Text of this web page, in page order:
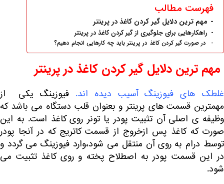
فهرست مطالب
مهم ترین دلایل گیر کردن کاغذ در پرینتر
راهکارهایی برای جلوگیری از گیر کردن کاغذ در پرینتر
در صورت گیر کردن کاغذ در پرینتر باید چه کارهایی انجام دهیم؟
مهم ترین دلایل گیر کردن کاغذ در پرینتر
غلطک های فیوزینگ آسیب دیده اند. فیوزینگ یکی از
مهمترین قسمت های پرینتر و بعنوان قلب دستگاه می باشد که
وظیفه ی اصلی آن تثبیت پودر یا تونر روی کاغذ است. به این
صورت که کاغذ پس ازخروج از قسمت کاتریج که در آنجا پودر
توسط درام به روی آن منتقل می شود،وارد فیوزینگ می گردد و
در این قسمت پودر به اصطلاح پخته و روی کاغذ تثبیت می
شود.